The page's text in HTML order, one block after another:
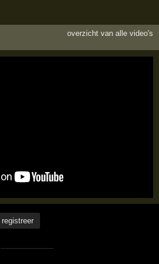
overzicht van alle video's
registreer